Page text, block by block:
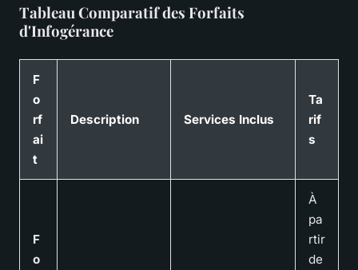
Tableau Comparatif des Forfaits
d'Infogérance
F
o
rf
ai
t
Description Services Inclus
Ta
rif
s
F
o
À
pa
rtir
de